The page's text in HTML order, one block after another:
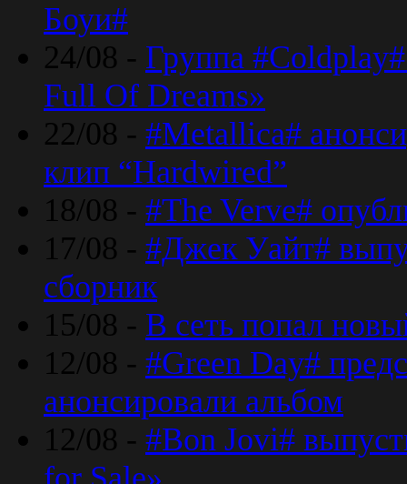
Боуи#
24/08 - Группа
Full Of Dreams»
22/08 - #Metallica#
клип “Hardwired”
18/08 - #The Verve#
17/08 - #Джек Уайт#
сборник
15/08 - В сеть попал
12/08 - #Green Day#
анонсировали альбом
12/08 - #Bon Jovi#